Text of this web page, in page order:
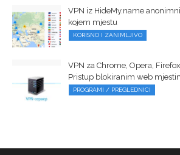
VPN iz HideMy.name
kojem mjestu
KORISNO I ZANIMLJIVO
VPN za Chrome, Opera,
Pristup blokiranim web
PROGRAMI / PREGLEDNICI